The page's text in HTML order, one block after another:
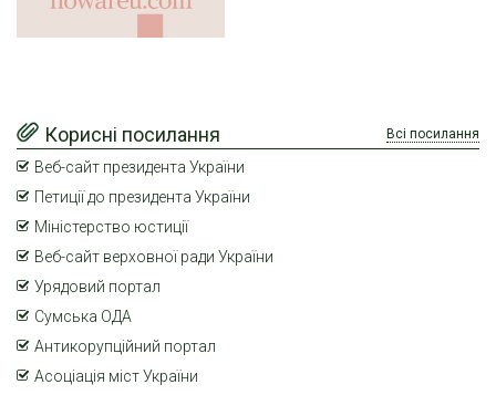
Корисні посилання Всі посилання
Веб-сайт президента України
Петиції до президента України
Міністерство юстиції
Веб-сайт верховної ради України
Урядовий портал
Сумська ОДА
Антикорупційний портал
Асоціація міст України